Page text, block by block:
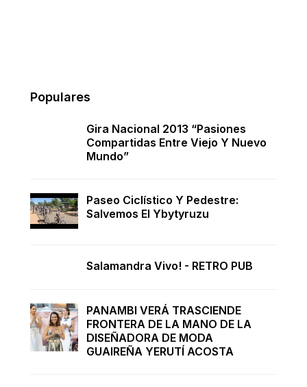
Populares
Gira Nacional 2013 “Pasiones
Compartidas Entre Viejo Y Nuevo
Mundo”
Paseo Ciclístico Y Pedestre:
Salvemos El Ybytyruzu
Salamandra Vivo! - RETRO PUB
PANAMBI VERÁ TRASCIENDE
FRONTERA DE LA MANO DE LA
DISEÑADORA DE MODA
GUAIREÑA YERUTÍ ACOSTA